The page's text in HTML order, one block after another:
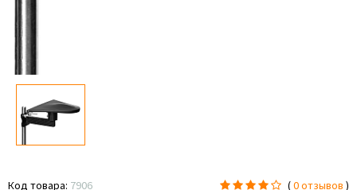
Код товара: 7906 (0 отзывов )